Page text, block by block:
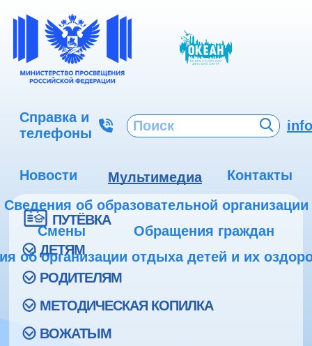
Справка и
телефоны
Новости Мультимедиа
Контакты
Сведения об образовательной организации
Смены
Обращения граждан
об организации отдыха детей и их
ПУТЁВКА
ДЕТЯМ
РОДИТЕЛЯМ
МЕТОДИЧЕСКАЯ КОПИЛКА
ВОЖАТЫМ